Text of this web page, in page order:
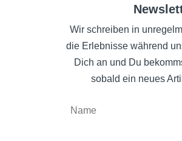
Wir schreiben in
die Erlebnisse während
Dich an und Du
sobald ein neues